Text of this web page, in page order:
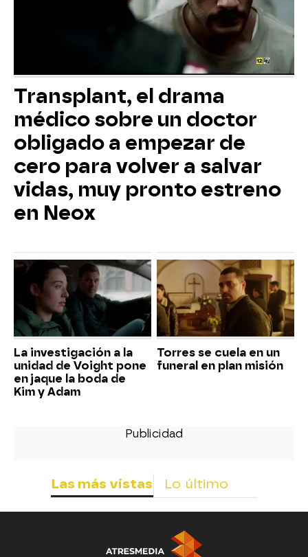
Transplant, el drama
médico sobre un doctor
obligado a empezar de
cero para volver a salvar
vidas, muy pronto estreno
en Neox
La investigación a la
unidad de Voight pone
en jaque la boda de
Kim y Adam
Torres se cuela en un
funeral en plan misión
Las más vistas Lo último